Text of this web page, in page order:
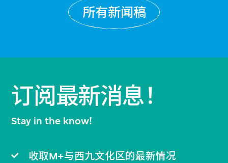
所有新闻稿
订阅最新消息！
Stay in the know!
收取M+与西九文化区的最新情况